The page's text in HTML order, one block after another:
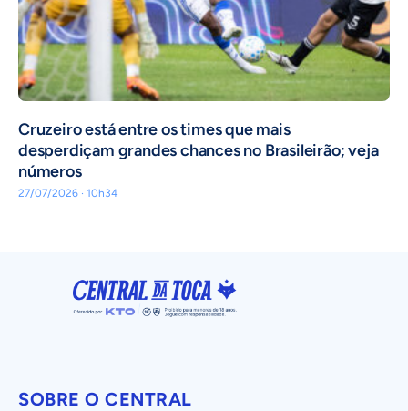
Cruzeiro está entre os times que mais
desperdiçam grandes chances no Brasileirão; veja
números
27/07/2026 · 10h34
SOBRE O CENTRAL